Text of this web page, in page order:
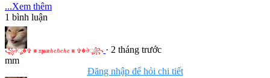
...Xem thêm
1 bình luận
꧁ঔৣ☬✞ ⨳ ɱʉæhehehe ⨳ ✞☬ঔৣ꧂
꧁ঔ☬✞ ɱ ʉ æ he h ehe⨳ ☬ ঔ꧂
· 2 tháng trước
mm
Đăng nhập để hỏi chi tiết